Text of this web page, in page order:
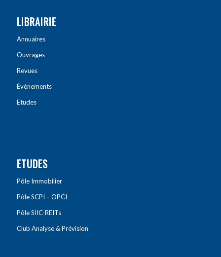
LIBRAIRIE
Annuaires
Ouvrages
Revues
Évènements
Etudes
ETUDES
Pôle Immobilier
Pôle SCPI – OPCI
Pôle SIIC-REITs
Club Analyse & Prévision